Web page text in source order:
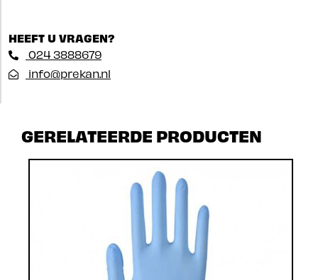
HEEFT U VRAGEN?
024 3888679
info@prekan.nl
GERELATEERDE PRODUCTEN